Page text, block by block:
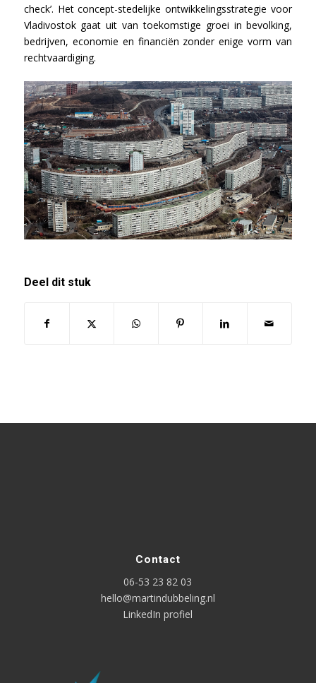
check’. Het concept-stedelijke ontwikkelingsstrategie voor
Vladivostok gaat uit van toekomstige groei in bevolking,
bedrijven, economie en financiën zonder enige vorm van
rechtvaardiging.
Deel dit stuk
Contact
06-53 23 82 03
hello@martindubbeling.nl
LinkedIn profiel